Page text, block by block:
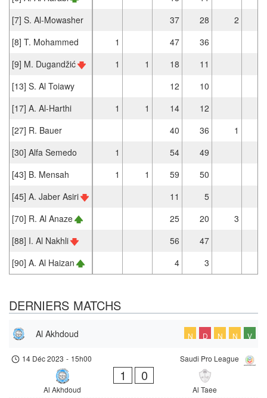
[7] S. Al-Mowasher
37 28 2
[8] T. Mohammed
1 47 36
[9] M. Dugandžić
1 1 18
11
[13] S. Al Toiawy
12 10
[17] A. Al-Harthi
1 1 14
12
[27] R. Bauer
40 36
1
[30] Alfa Semedo
1 54 49
[43] B. Mensah
1 1 59
50
[45] A. Jaber Asiri
11 5
[70] R. Al Anaze
25 20 3
[88] I. Al Nakhli
56 47
[90] A. Al Haizan
4 3
DERNIERS MATCHS
Al Akhdoud N D N N V
Saudi Pro League
14 Déc 2023 - 15h00
Al Akhdoud
1 0
Al Taee